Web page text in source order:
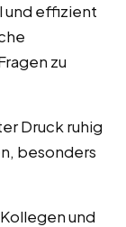
und effizient
zu
Druck ruhig
besonders
und